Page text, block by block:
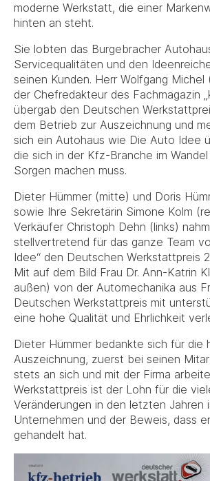
moderne Werkstatt, die einer
hinten an steht.
Sie lobten das Burgebracher
Servicequalitäten und den
seinen Kunden. Herr Wolfgang Michel
der Chefredakteur des Fachmagazin
übergab den Deutschen
dem Betrieb zur Auszeichnung und
sich ein Autohaus wie Die Auto Idee
die sich in der Kfz-Branche im
Sorgen machen muss.
Dieter Hümmer (mitte) und Doris
sowie Ihre Sekretärin Simone Kolm
Verkäufer Christoph Dehn (links)
stellvertretend für das ganze Team
Idee“ den Deutschen Werkstattpreis
Mit auf dem Bild Frau Dr. Ann-Katrin
außen) von der Automechanika aus
Deutschen Werkstattpreis mit
eine hohe Qualität und Ehrlichkeit
Dieter Hümmer bedankte sich für die
Auszeichnung, zuerst bei seinen
stets an sich und mit der Firma
Werkstattpreis ist der Lohn für die
Veränderungen in den letzten Jahren
Unternehmen und der Beweis, dass
gehandelt hat.